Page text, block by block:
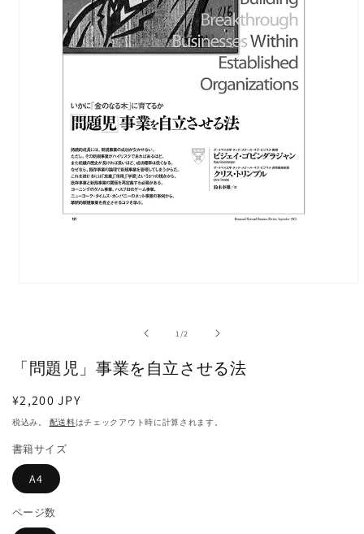
メ
ィ
(1)
を
1/の2
「問題児」事業を自立させる法
通
常
価
格
¥2,200 JPY
税込み。 配送料はチェックアウト時に計算されます。
書籍サイズ
A4
ページ数